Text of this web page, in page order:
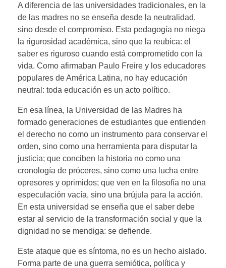
A diferencia de las universidades tradicionales, en la
de las madres no se enseña desde la neutralidad,
sino desde el compromiso. Esta pedagogía no niega
la rigurosidad académica, sino que la reubica: el
saber es riguroso cuando está comprometido con la
vida. Como afirmaban Paulo Freire y los educadores
populares de América Latina, no hay educación
neutral: toda educación es un acto político.
En esa línea, la Universidad de las Madres ha
formado generaciones de estudiantes que entienden
el derecho no como un instrumento para conservar el
orden, sino como una herramienta para disputar la
justicia; que conciben la historia no como una
cronología de próceres, sino como una lucha entre
opresores y oprimidos; que ven en la filosofía no una
especulación vacía, sino una brújula para la acción.
En esta universidad se enseña que el saber debe
estar al servicio de la transformación social y que la
dignidad no se mendiga: se defiende.
Este ataque que es síntoma, no es un hecho aislado.
Forma parte de una guerra semiótica, política y